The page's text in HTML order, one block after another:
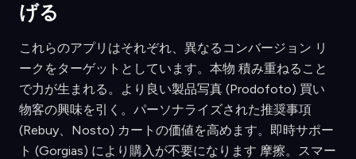
げる
これらのアプリはそれぞれ、異なるコンバージョン リ
ークをターゲットとしています。本物 積み重ねること
で力が生まれる。より良い製品写真 (Prodofoto) 買い
物客の興味を引く。パーソナライズされた推奨事項
(Rebuy、Nosto) カートの価値を高めます。即時サポー
ト (Gorgias) により購入が不要になります 摩擦。スマー